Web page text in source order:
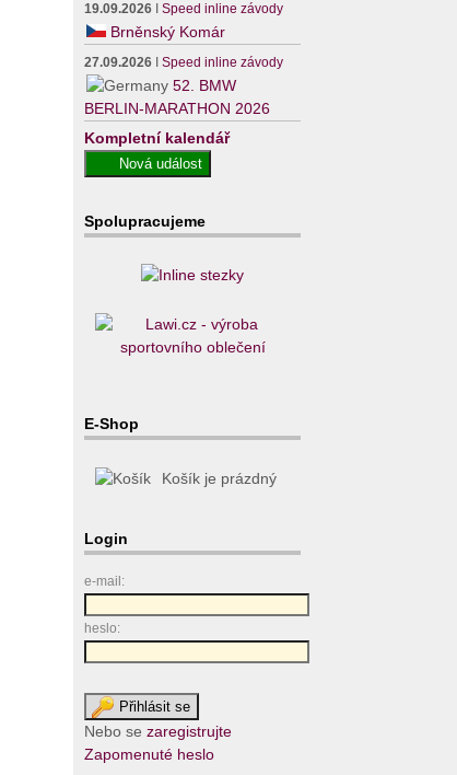
19.09.2026 ISpeed inline závody
Brněnský Komár
27.09.2026 ISpeed inline závody
52. BMW
BERLIN-MARATHON 2026
Kompletní kalendář
Spolupracujeme
E-Shop
Košík je prázdný
Login
e-mail:
heslo:
Nebo sezaregistrujte
Zapomenuté heslo